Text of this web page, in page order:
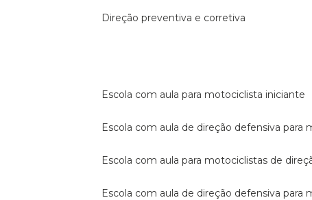
direção preventiva e corretiva
escola com aula para motociclista iniciante
escola com aula de direção defensiva para
escola com aula para motociclistas de
escola com aula de direção defensiva para